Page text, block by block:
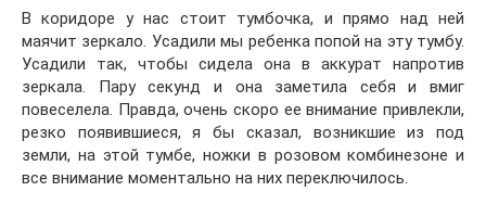
В коридоре у нас стоит тумбочка, и прямо над ней
маячит зеркало. Усадили мы ребенка попой на эту тумбу.
Усадили так, чтобы сидела она в аккурат напротив
зеркала. Пару секунд и она заметила себя и вмиг
повеселела. Правда, очень скоро ее внимание привлекли,
резко появившиеся, я бы сказал, возникшие из под
земли, на этой тумбе, ножки в розовом комбинезоне и
все внимание моментально на них переключилось.